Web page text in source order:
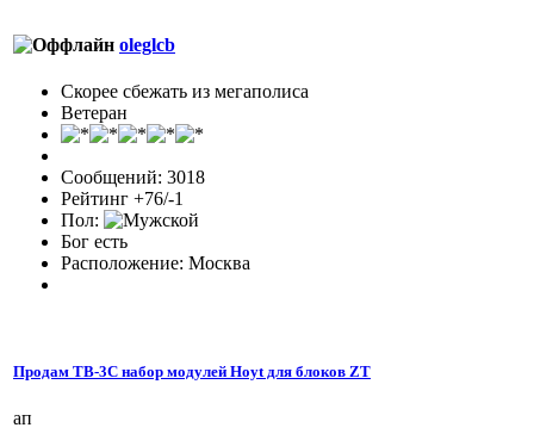
oleglcb
Скорее сбежать из мегаполиса
Ветеран
Сообщений: 3018
Рейтинг +76/-1
Пол:
Бог есть
Расположение: Москва
Продам TB-3C набор модулей Hoyt для блоков ZT
ап